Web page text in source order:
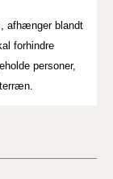
afhænger blandt
forhindre
personer,